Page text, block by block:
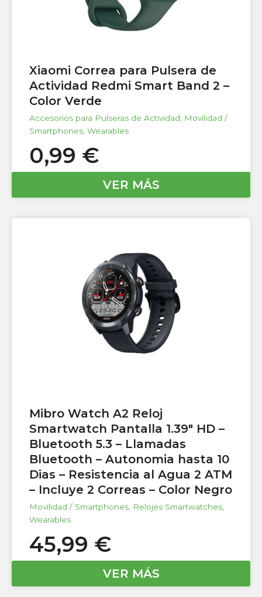
Xiaomi Correa para Pulsera de
Actividad Redmi Smart Band 2 –
Color Verde
Accesorios para Pulseras de Actividad
Movilidad /
Smartphones Wearables
0,99 €
VER MÁS
Mibro Watch A2 Reloj
Smartwatch Pantalla 1.39″ HD –
Bluetooth 5.3 – Llamadas
Bluetooth – Autonomia hasta 10
Dias – Resistencia al Agua 2 ATM
– Incluye 2 Correas – Color Negro
Movilidad / Smartphones Relojes Smartwatches
Wearables
45,99 €
VER MÁS